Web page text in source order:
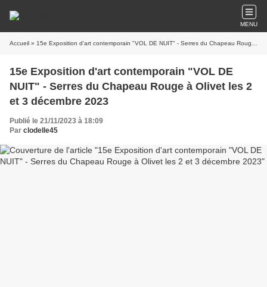
MENU
Accueil » 15e Exposition d'art contemporain "VOL DE NUIT" - Serres du Chapeau Rouge à Olivet les 2 et 3 décembre 2023
15e Exposition d'art contemporain "VOL DE
NUIT" - Serres du Chapeau Rouge à Olivet les 2
et 3 décembre 2023
Publié le 21/11/2023 à 18:09
Par clodelle45